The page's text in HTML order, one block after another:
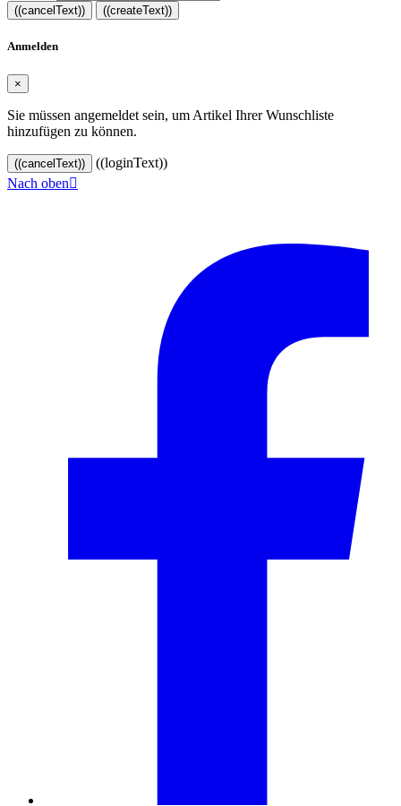
((cancelText)) ((createText))
Anmelden
×
Sie müssen angemeldet sein, um Artikel Ihrer Wunschliste
hinzufügen zu können.
((cancelText))
((loginText))
Nach oben